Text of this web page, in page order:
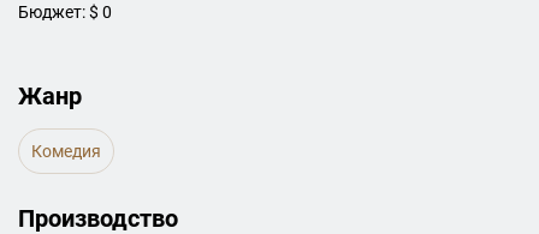
Бюджет: $ 0
Жанр
Комедия
Производство